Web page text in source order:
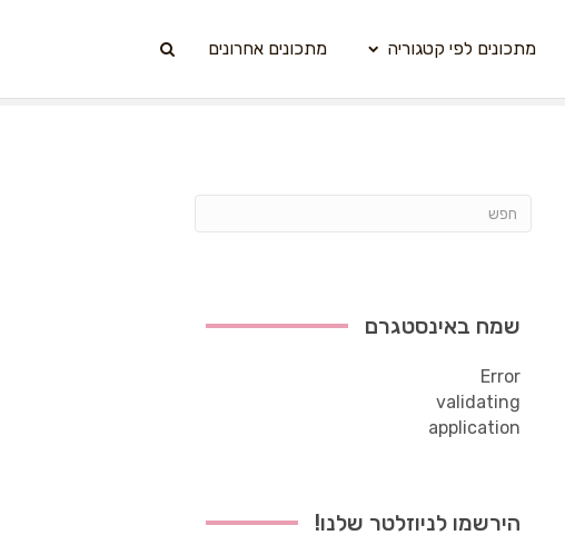
מתכונים לפי קטגוריה מתכונים אחרונים
שמח באינסטגרם
Error
validating
application
הירשמו לניוזלטר שלנו!